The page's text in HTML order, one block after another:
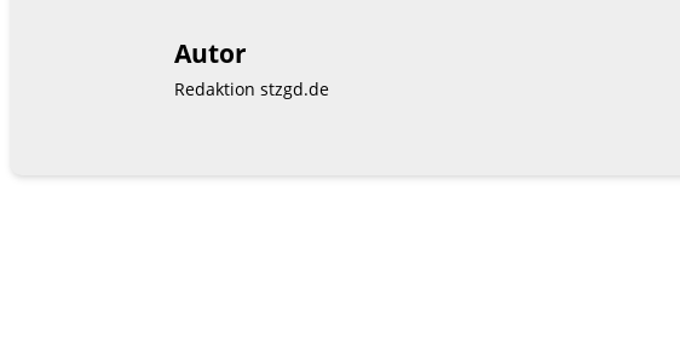
Autor
Redaktion stzgd.de